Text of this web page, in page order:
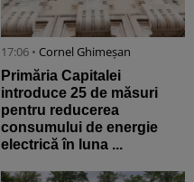
17:06 • Cornel Ghimeșan
Primăria Capitalei
introduce 25 de măsuri
pentru reducerea
consumului de energie
electrică în luna ...